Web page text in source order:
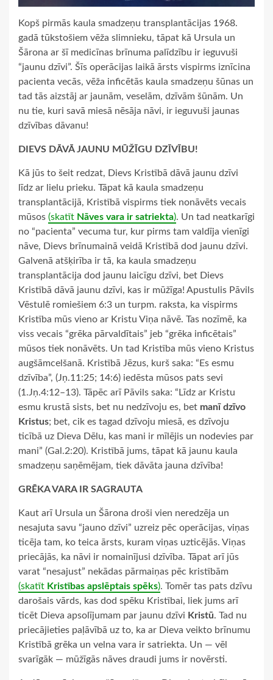
Kopš pirmās kaula smadzeņu transplantācijas 1968.
gadā tūkstošiem vēža slimnieku, tāpat kā Ursula un
Šārona ar šī medicīnas brīnuma palīdzību ir ieguvuši
“jaunu dzīvi”. Šīs operācijas laikā ārsts vispirms iznīcina
pacienta vecās, vēža inficētās kaula smadzeņu šūnas un
tad tās aizstāj ar jaunām, veselām, dzīvām šūnām. Un
nu tie, kuri savā miesā nēsāja nāvi, ir ieguvuši jaunas
dzīvības dāvanu!
DIEVS DĀVĀ JAUNU MŪŽĪGU DZĪVĪBU!
Kā jūs to šeit redzat, Dievs Kristībā dāvā jaunu dzīvi
līdz ar lielu prieku. Tāpat kā kaula smadzeņu
transplantācijā, Kristībā vispirms tiek nonāvēts vecais
mūsos (skatīt Nāves vara ir satriekta). Un tad neatkarīgi
no “pacienta” vecuma tur, kur pirms tam valdīja vienīgi
nāve, Dievs brīnumainā veidā Kristībā dod jaunu dzīvi.
Galvenā atšķirība ir tā, ka kaula smadzeņu
transplantācija dod jaunu laicīgu dzīvi, bet Dievs
Kristībā dāvā jaunu dzīvi, kas ir mūžīga! Apustulis Pāvils
Vēstulē romiešiem 6:3 un turpm. raksta, ka vispirms
Kristība mūs vieno ar Kristu Viņa nāvē. Tas nozīmē, ka
viss vecais “grēka pārvaldītais” jeb “grēka inficētais”
mūsos tiek nonāvēts. Un tad Kristība mūs vieno Kristus
augšāmcelšanā. Kristībā Jēzus, kurš saka: “Es esmu
dzīvība”, (Jņ.11:25; 14:6) iedēsta mūsos pats sevi
(1.Jņ.4:12–13). Tāpēc arī Pāvils saka: “Līdz ar Kristu
esmu krustā sists, bet nu nedzīvoju es, bet manī dzīvo
Kristus; bet, cik es tagad dzīvoju miesā, es dzīvoju
ticībā uz Dieva Dēlu, kas mani ir mīlējis un nodevies par
mani” (Gal.2:20). Kristībā jums, tāpat kā jaunu kaula
smadzeņu saņēmējam, tiek dāvāta jauna dzīvība!
GRĒKA VARA IR SAGRAUTA
Kaut arī Ursula un Šārona droši vien neredzēja un
nesajuta savu “jauno dzīvi” uzreiz pēc operācijas, viņas
ticēja tam, ko teica ārsts, kuram viņas uzticējās. Viņas
priecājās, ka nāvi ir nomainījusi dzīvība. Tāpat arī jūs
varat “nesajust” nekādas pārmaiņas pēc kristībām
(skatīt Kristības apslēptais spēks). Tomēr tas pats dzīvu
darošais vārds, kas dod spēku Kristībai, liek jums arī
ticēt Dieva apsolījumam par jaunu dzīvi Kristū. Tad nu
priecājieties paļāvībā uz to, ka ar Dieva veikto brīnumu
Kristībā grēka un velna vara ir satriekta. Un — vēl
svarīgāk — mūžīgās nāves draudi jums ir novērsti.